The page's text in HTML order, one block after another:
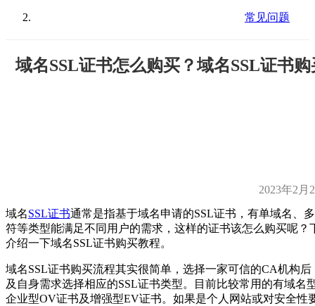
常见问题
域名SSL证书怎么购买？域名SSL证书
2023年2月
域名SSL证书通常是指基于域名申请的SSL证书，有单域名、
符等类型能满足不同用户的需求，这样的证书该怎么购买呢？
介绍一下域名SSL证书购买教程。
域名SSL证书购买流程其实很简单，选择一家可信的CA机构后
及自身需求选择相应的SSL证书类型。目前比较常用的有域名
企业型OV证书及增强型EV证书。如果是个人网站或对安全性